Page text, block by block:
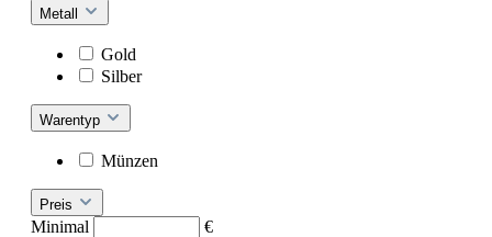
Metall
Gold
Silber
Warentyp
Münzen
Preis
Minimal
€